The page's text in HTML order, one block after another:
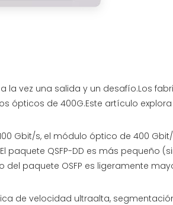
la vez una salida y un desafío.Los
ópticos de 400G.Este artículo
Gbit/s, el módulo óptico de 400
QSFP-DD es más pequeño
paquete OSFP es ligeramente
de velocidad ultraalta,